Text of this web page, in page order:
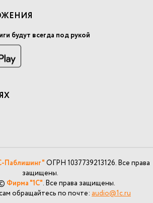
будут всегда под рукой
ОГРН 1037739213126. Все права
защищены.
Фирма "1С". Все права защищены.
обращайтесь по почте: audio@1c.ru